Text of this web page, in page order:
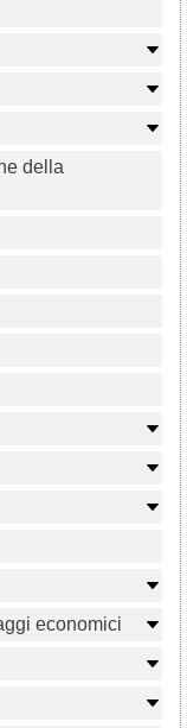
della
economici